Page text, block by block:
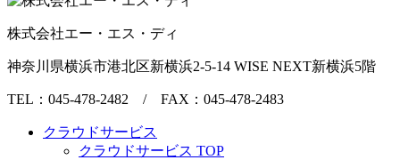
株式会社エー・エス・ディ
神奈川県横浜市港北区新横浜2-5-14 WISE NEXT新横浜5階
TEL：045-478-2482 / FAX：045-478-2483
クラウドサービス
クラウドサービス TOP